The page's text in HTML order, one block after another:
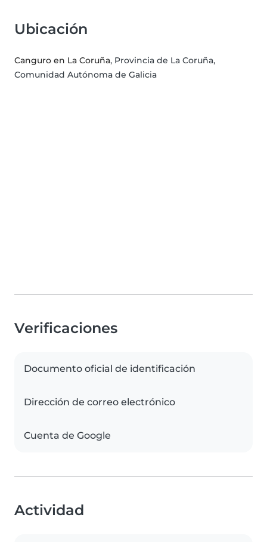
Ubicación
Canguro en La Coruña, Provincia de La Coruña,
Comunidad Autónoma de Galicia
Verificaciones
Documento oficial de identificación
Dirección de correo electrónico
Cuenta de Google
Actividad